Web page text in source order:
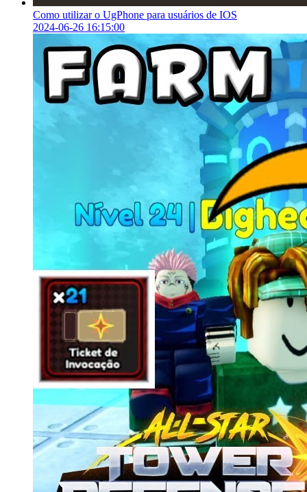
Como utilizar o UgPhone para usuários de IOS
2024-06-26 16:15:00